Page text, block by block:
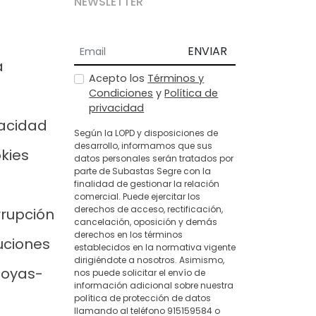
ENVIAR
Acepto los Términos y
Condiciones yPolítica de
privacidad
Según la LOPD y disposiciones de
desarrollo, informamos que sus
datos personales serán tratados por
parte de Subastas Segre con la
finalidad de gestionar la relación
comercial. Puede ejercitar los
derechos de acceso, rectificación,
cancelación, oposición y demás
derechos en los términos
establecidos en la normativa vigente
dirigiéndote a nosotros. Asimismo,
nos puede solicitar el envío de
información adicional sobre nuestra
política de protección de datos
llamando al teléfono 915159584 o